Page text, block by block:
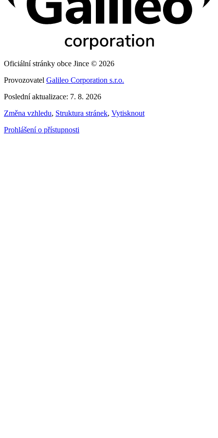
Oficiální stránky obce Jince © 2026
Provozovatel Galileo Corporation s.r.o.
Poslední aktualizace: 7. 8. 2026
Změna vzhledu, Struktura stránek, Vytisknout
Prohlášení o přístupnosti